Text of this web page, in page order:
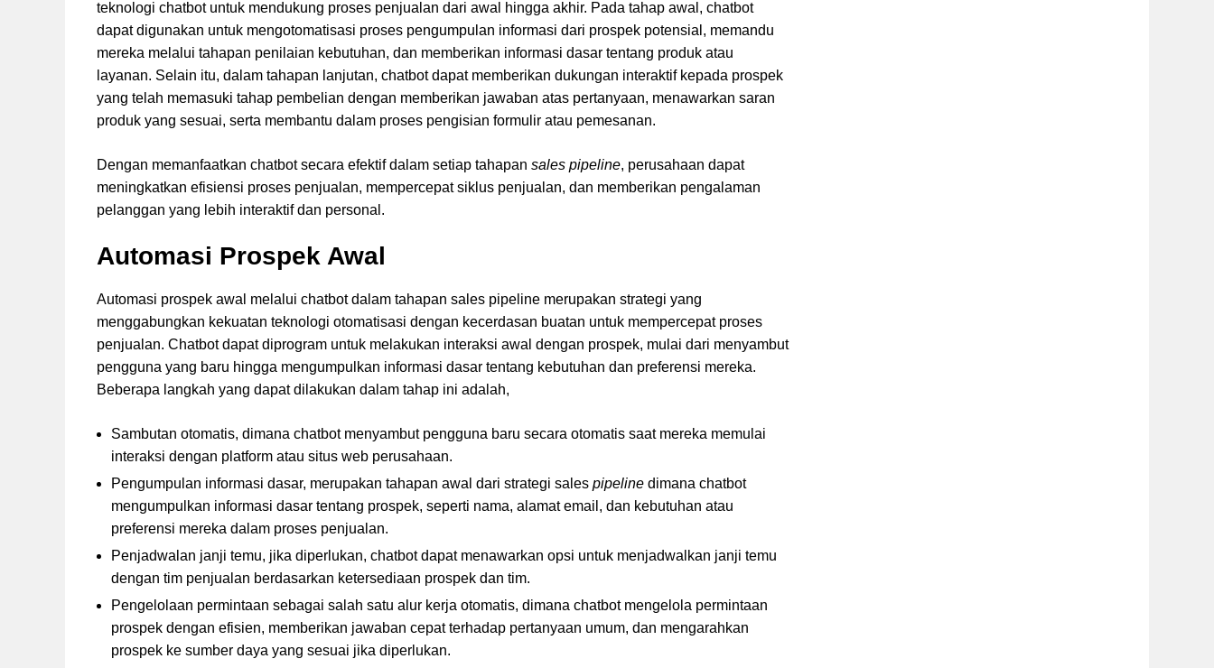
teknologi chatbot untuk mendukung proses penjualan dari awal hingga akhir. Pada tahap awal, chatbot
dapat digunakan untuk mengotomatisasi proses pengumpulan informasi dari prospek potensial, memandu
mereka melalui tahapan penilaian kebutuhan, dan memberikan informasi dasar tentang produk atau
layanan. Selain itu, dalam tahapan lanjutan, chatbot dapat memberikan dukungan interaktif kepada prospek
yang telah memasuki tahap pembelian dengan memberikan jawaban atas pertanyaan, menawarkan saran
produk yang sesuai, serta membantu dalam proses pengisian formulir atau pemesanan.
Dengan memanfaatkan chatbot secara efektif dalam setiap tahapan sales pipeline, perusahaan dapat
meningkatkan efisiensi proses penjualan, mempercepat siklus penjualan, dan memberikan pengalaman
pelanggan yang lebih interaktif dan personal.
Automasi Prospek Awal
Automasi prospek awal melalui chatbot dalam tahapan sales pipeline merupakan strategi yang
menggabungkan kekuatan teknologi otomatisasi dengan kecerdasan buatan untuk mempercepat proses
penjualan. Chatbot dapat diprogram untuk melakukan interaksi awal dengan prospek, mulai dari menyambut
pengguna yang baru hingga mengumpulkan informasi dasar tentang kebutuhan dan preferensi mereka.
Beberapa langkah yang dapat dilakukan dalam tahap ini adalah,
Sambutan otomatis, dimana chatbot menyambut pengguna baru secara otomatis saat mereka memulai
interaksi dengan platform atau situs web perusahaan.
Pengumpulan informasi dasar, merupakan tahapan awal dari strategi sales pipeline dimana chatbot
mengumpulkan informasi dasar tentang prospek, seperti nama, alamat email, dan kebutuhan atau
preferensi mereka dalam proses penjualan.
Penjadwalan janji temu, jika diperlukan, chatbot dapat menawarkan opsi untuk menjadwalkan janji temu
dengan tim penjualan berdasarkan ketersediaan prospek dan tim.
Pengelolaan permintaan sebagai salah satu alur kerja otomatis, dimana chatbot mengelola permintaan
prospek dengan efisien, memberikan jawaban cepat terhadap pertanyaan umum, dan mengarahkan
prospek ke sumber daya yang sesuai jika diperlukan.